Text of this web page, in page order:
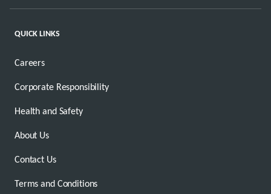
QUICK LINKS
Careers
Corporate Responsibility
Health and Safety
About Us
Contact Us
Terms and Conditions